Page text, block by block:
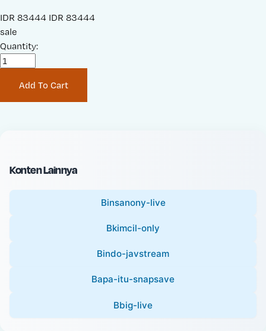
S
a
l
e
i
IDR 83444 O
n
a
c
e
IDR 83444
sale
Quantity:
Add To Cart
Konten Lainnya
Binsanony-live
Bkimcil-only
Bindo-javstream
Bapa-itu-snapsave
Bbig-live